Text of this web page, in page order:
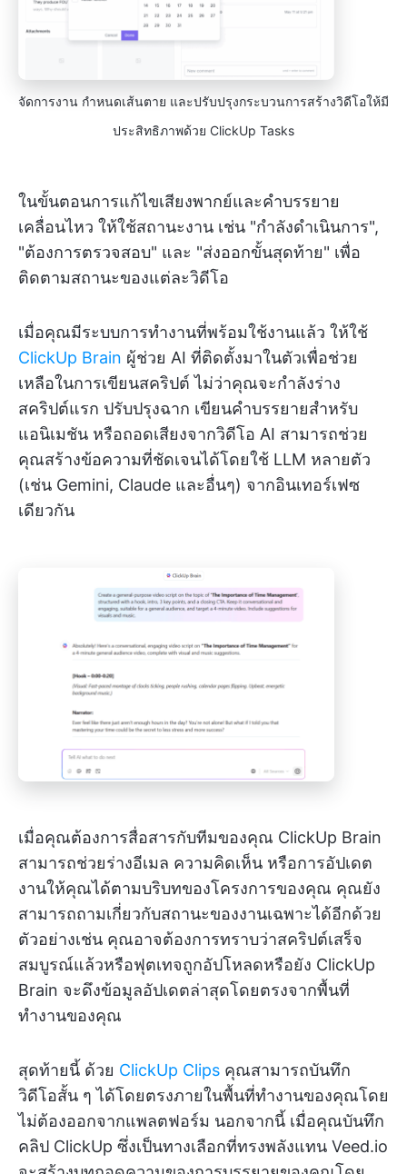
จัดการงาน กำหนดเส้นตาย และปรับปรุงกระบวนการสร้างวิดีโอให้มี
ประสิทธิภาพด้วย ClickUp Tasks
ในขั้นตอนการแก้ไขเสียงพากย์และคำบรรยาย
เคลื่อนไหว ให้ใช้สถานะงาน เช่น "กำลังดำเนินการ",
"ต้องการตรวจสอบ" และ "ส่งออกขั้นสุดท้าย" เพื่อ
ติดตามสถานะของแต่ละวิดีโอ
เมื่อคุณมีระบบการทำงานที่พร้อมใช้งานแล้ว ให้ใช้
ClickUp Brain ผู้ช่วย AI ที่ติดตั้งมาในตัวเพื่อช่วย
เหลือในการเขียนสคริปต์ ไม่ว่าคุณจะกำลังร่าง
สคริปต์แรก ปรับปรุงฉาก เขียนคำบรรยายสำหรับ
แอนิเมชัน หรือถอดเสียงจากวิดีโอ AI สามารถช่วย
คุณสร้างข้อความที่ชัดเจนได้โดยใช้ LLM หลายตัว
(เช่น Gemini, Claude และอื่นๆ) จากอินเทอร์เฟซ
เดียวกัน
เมื่อคุณต้องการสื่อสารกับทีมของคุณ ClickUp Brain
สามารถช่วยร่างอีเมล ความคิดเห็น หรือการอัปเดต
งานให้คุณได้ตามบริบทของโครงการของคุณ คุณยัง
สามารถถามเกี่ยวกับสถานะของงานเฉพาะได้อีกด้วย
ตัวอย่างเช่น คุณอาจต้องการทราบว่าสคริปต์เสร็จ
สมบูรณ์แล้วหรือฟุตเทจถูกอัปโหลดหรือยัง ClickUp
Brain จะดึงข้อมูลอัปเดตล่าสุดโดยตรงจากพื้นที่
ทำงานของคุณ
สุดท้ายนี้ ด้วย ClickUp Clips คุณสามารถบันทึก
วิดีโอสั้น ๆ ได้โดยตรงภายในพื้นที่ทำงานของคุณโดย
ไม่ต้องออกจากแพลตฟอร์ม นอกจากนี้ เมื่อคุณบันทึก
คลิป ClickUp ซึ่งเป็นทางเลือกที่ทรงพลังแทน Veed.io